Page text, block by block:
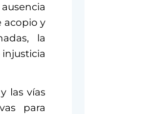
acopio y
la
las vías
para